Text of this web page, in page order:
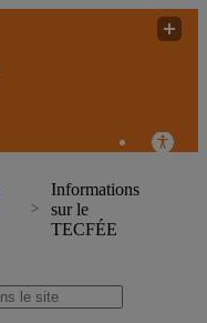
Informations
sur le
TECFÉE